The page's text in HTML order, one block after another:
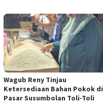
Wagub Reny Tinjau
Ketersediaan Bahan Pokok di
Pasar Susumbolan Toli-Toli